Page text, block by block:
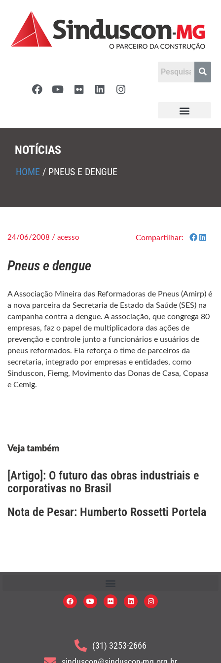
NOTÍCIAS
HOME / PNEUS E DENGUE
24/06/2008 / acesso Compartilhar:
Pneus e dengue
A Associação Mineira das Reformadoras de Pneus (Amirp) é
a nova parceira da Secretaria de Estado da Saúde (SES) na
campanha contra a dengue. A associação, que congrega 80
empresas, faz o papel de multiplicadora das ações de
prevenção e controle junto a funcionários e usuários de
pneus reformados. Ela reforça o time de parceiros da
secretaria, integrado por empresas e entidades, como
Sinduscon, Fiemg, Movimento das Donas de Casa, Copasa
e Cemig.
Veja também
[Artigo]: O futuro das obras industriais e
corporativas no Brasil
Nota de Pesar: Humberto Rossetti Portela
(31) 3253-2666